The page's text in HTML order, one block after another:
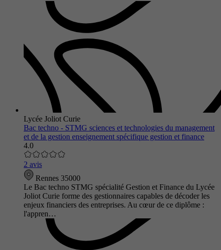
Lycée Joliot Curie
Bac techno - STMG sciences et technologies du management
et de la gestion enseignement spécifique gestion et finance
4.0
2 avis
Rennes 35000
Le Bac techno STMG spécialité Gestion et Finance du Lycée
Joliot Curie forme des gestionnaires capables de décoder les
enjeux financiers des entreprises. Au cœur de ce diplôme :
l'appren…